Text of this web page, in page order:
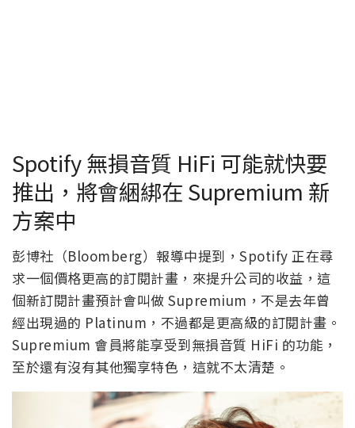
Spotify 無損音質 HiFi 可能就快要
推出，將會綑綁在 Supremium 新
方案中
彭博社（Bloomberg）報導中提到，Spotify 正在尋
求一個價格更高的訂閱計畫，來提升公司的收益，這
個新訂閱計畫預計會叫做 Supremium，不是去年曾
經出現過的 Platinum，不過都是更高級的訂閱計畫。
Supremium 會員將能享受到無損音質 HiFi 的功能，
至於還有沒有其他獨享特色，這就不太清楚。